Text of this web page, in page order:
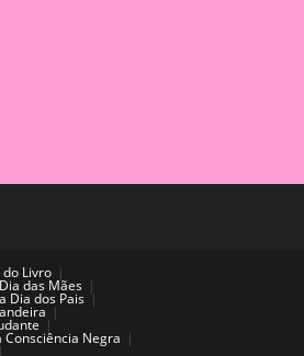
Livro
das Mães
Dia dos Pais
Negra